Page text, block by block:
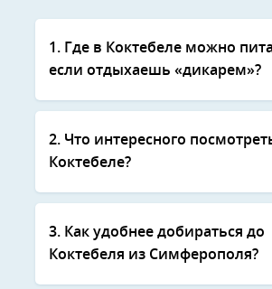
1. Где в Коктебеле можно
если отдыхаешь «дикарем»?
2. Что интересного
Коктебеле?
3. Как удобнее добираться до
Коктебеля из Симферополя?